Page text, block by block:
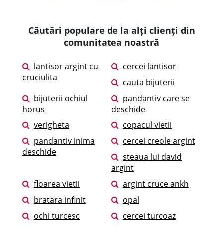
Căutări populare de la alți clienți din
comunitatea noastră
lantisor argint cu
cruciulita
cercei lantisor
cauta bijuterii
bijuterii ochiul
horus
pandantiv care se
deschide
verigheta
copacul vietii
pandantiv inima
deschide
cercei creole argint
steaua lui david
argint
floarea vietii
argint cruce ankh
bratara infinit
opal
ochi turcesc
cercei turcoaz